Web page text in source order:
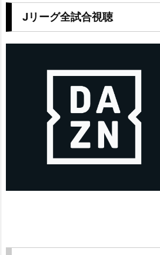
Jリーグ全試合視聴